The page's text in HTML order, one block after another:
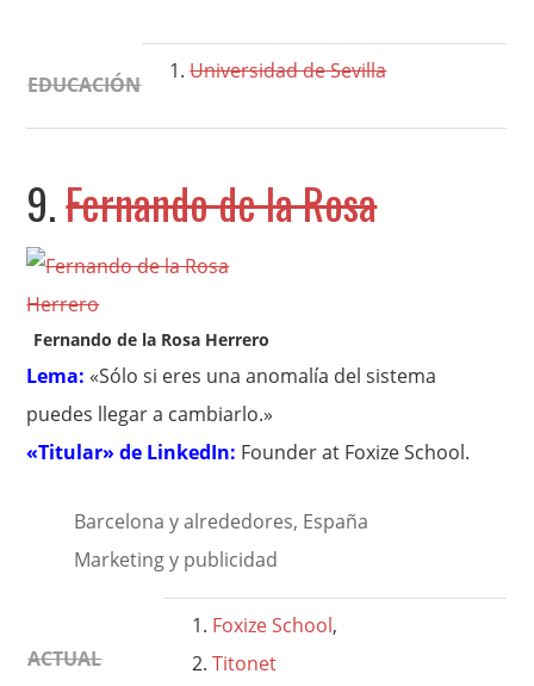
EDUCACIÓN
Universidad de Sevilla
9.Fernando de la Rosa
Fernando de la Rosa Herrero
Lema: «Sólo si eres una anomalía del sistema
puedes llegar a cambiarlo.»
«Titular» de LinkedIn: Founder at Foxize School.
Barcelona y alrededores, España
Marketing y publicidad
ACTUAL
Foxize School,
Titonet